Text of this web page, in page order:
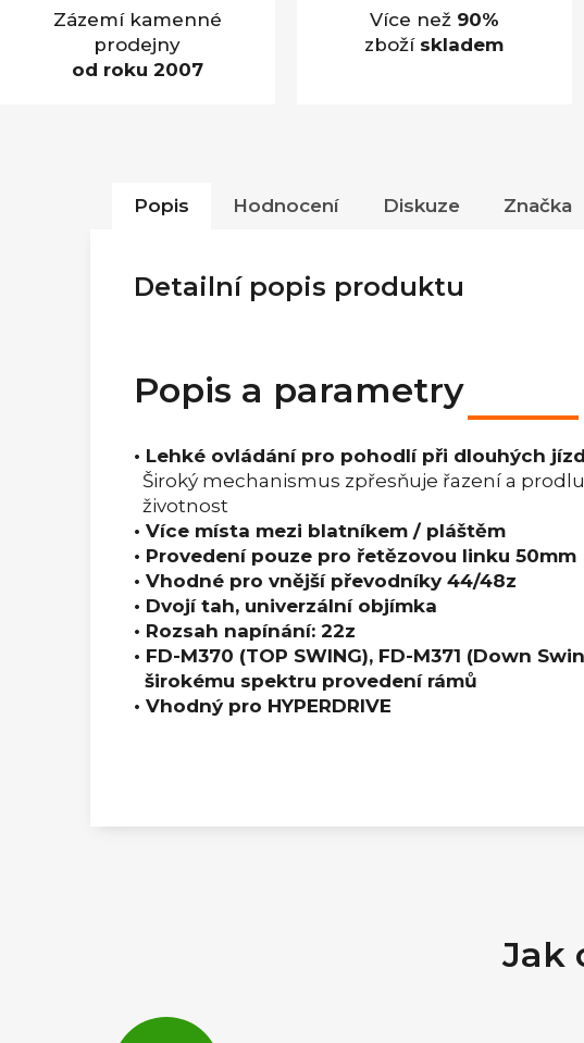
Zázemí kamenné
prodejny
od roku 2007
Více než 90%
zboží skladem
Popis Hodnocení Diskuze Značka
Detailní popis produktu
Popis a parametry
• Lehké ovládání pro pohodlí při dlouhých
Široký mechanismus zpřesňuje řazení a
životnost
• Více místa mezi blatníkem / pláštěm
• Provedení pouze pro řetězovou linku 50mm
• Vhodné pro vnější převodníky 44/48z
• Dvojí tah, univerzální objímka
• Rozsah napínání: 22z
• FD-M370 (TOP SWING), FD-M371 (Down
širokému spektru provedení rámů
• Vhodný pro HYPERDRIVE
Jak